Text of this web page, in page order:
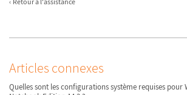
Articles connexes
Quelles sont les configurations système requises pour